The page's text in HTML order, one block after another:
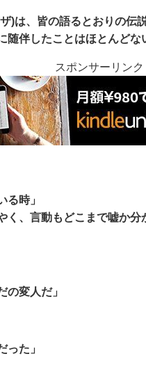
)は、皆の語るとおりの伝
随伴したことはほとんどな
スポンサーリンク
る時」
く、言動もどこまで嘘か分
の変人だ」
った」